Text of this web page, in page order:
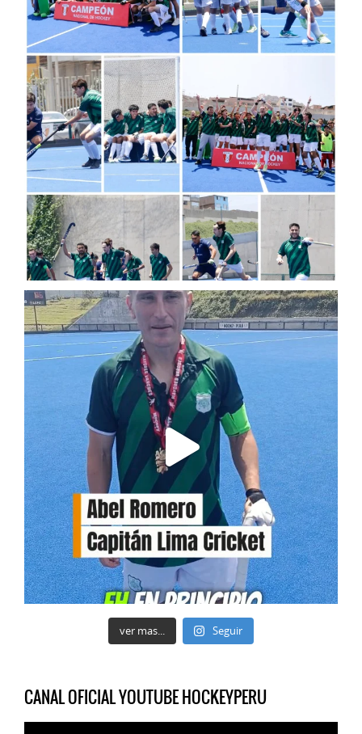
ver mas... Seguir
CANAL OFICIAL YOUTUBE HOCKEYPERU